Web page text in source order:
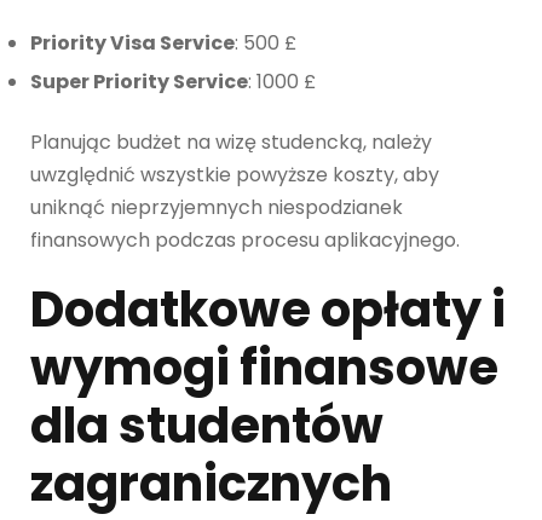
Priority Visa Service: 500 £
Super Priority Service: 1000 £
Planując budżet na wizę studencką, należy
uwzględnić wszystkie powyższe koszty, aby
uniknąć nieprzyjemnych niespodzianek
finansowych podczas procesu aplikacyjnego.
Dodatkowe opłaty i
wymogi finansowe
dla studentów
zagranicznych